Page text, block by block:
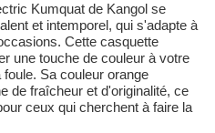
Kumquat de Kangol se
et intemporel, qui s'adapte à
Cette casquette
une touche de couleur à votre
Sa couleur orange
de fraîcheur et d'originalité, ce
ceux qui cherchent à faire la